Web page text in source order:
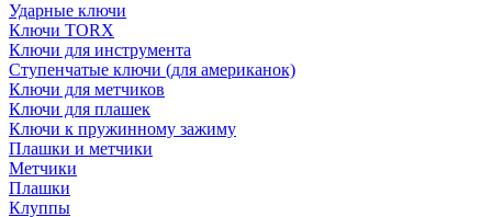
Ударные ключи
Ключи TORX
Ключи для инструмента
Ступенчатые ключи (для американок)
Ключи для метчиков
Ключи для плашек
Ключи к пружинному зажиму
Плашки и метчики
Метчики
Плашки
Клуппы